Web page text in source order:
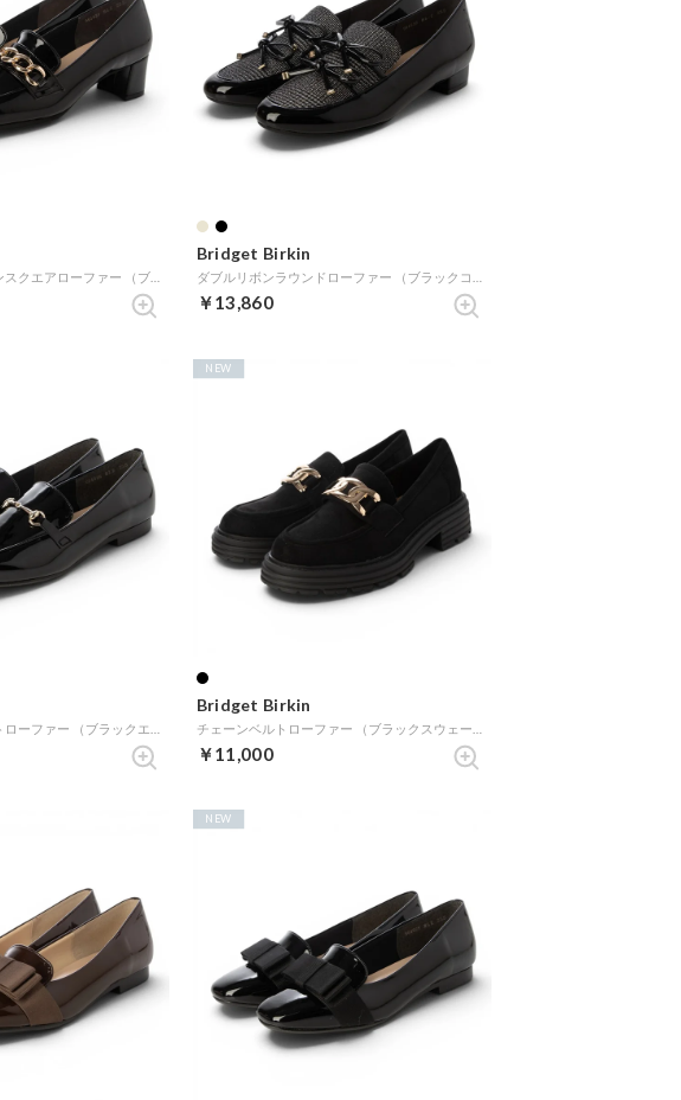
Bridget Birkin
￥13,860
NEW
Bridget Birkin
￥11,000
NEW